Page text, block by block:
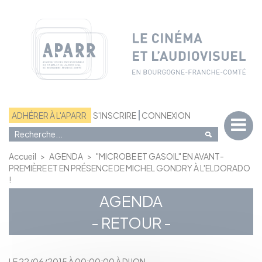
ADHÉRER À L'APARR S'INSCRIRE CONNEXION
Accueil > AGENDA > "MICROBE ET GASOIL" EN AVANT-
PREMIÈRE ET EN PRÉSENCE DE MICHEL GONDRY À L'ELDORADO
!
AGENDA
- RETOUR -